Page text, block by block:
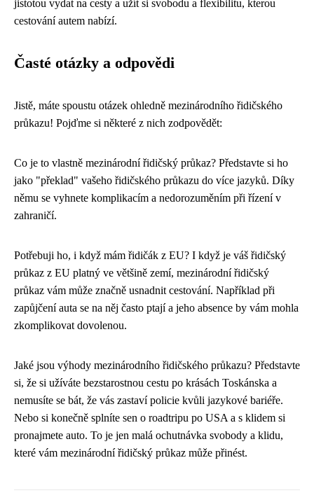
jistotou vydat na cesty a užít si svobodu a flexibilitu, kterou
cestování autem nabízí.
Časté otázky a odpovědi
Jistě, máte spoustu otázek ohledně mezinárodního řidičského
průkazu! Pojďme si některé z nich zodpovědět:
Co je to vlastně mezinárodní řidičský průkaz? Představte si ho
jako "překlad" vašeho řidičského průkazu do více jazyků. Díky
němu se vyhnete komplikacím a nedorozuměním při řízení v
zahraničí.
Potřebuji ho, i když mám řidičák z EU? I když je váš řidičský
průkaz z EU platný ve většině zemí, mezinárodní řidičský
průkaz vám může značně usnadnit cestování. Například při
zapůjčení auta se na něj často ptají a jeho absence by vám mohla
zkomplikovat dovolenou.
Jaké jsou výhody mezinárodního řidičského průkazu? Představte
si, že si užíváte bezstarostnou cestu po krásách Toskánska a
nemusíte se bát, že vás zastaví policie kvůli jazykové bariéře.
Nebo si konečně splníte sen o roadtripu po USA a s klidem si
pronajmete auto. To je jen malá ochutnávka svobody a klidu,
které vám mezinárodní řidičský průkaz může přinést.